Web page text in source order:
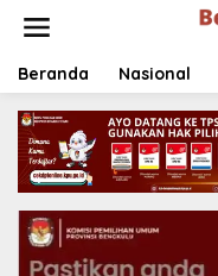
Beranda Nasional